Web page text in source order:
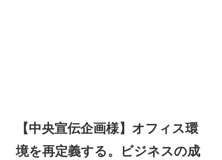
【中央宣伝企画様】オフィス環
境を再定義する。ビジネスの成